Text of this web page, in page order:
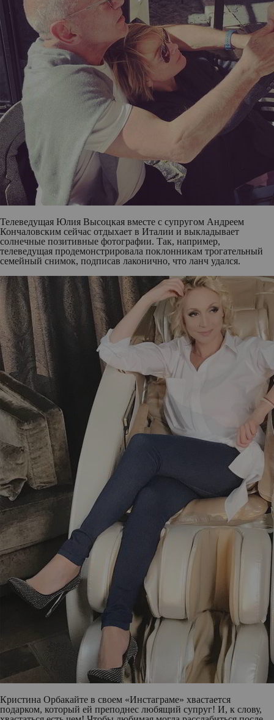
Телеведущая Юлия Высоцкая вместе с супругом Андреем
Кончаловским сейчас отдыхает в Италии и выкладывает
солнечные позитивные фотографии. Так, например,
телеведущая продемонстрировала поклонникам трогательный
семейный снимок, подписав лаконично, что ланч удался.
Кристина Орбакайте в своем «Инстаграме» хвастается
подарком, который ей преподнес любящий супруг! И, к слову,